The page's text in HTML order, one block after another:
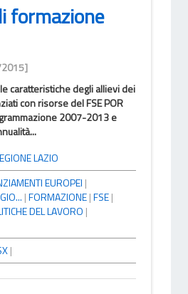
formazione
2015]
caratteristiche degli allievi dei
con risorse del FSE POR
2007-2013 e
LAZIO
EUROPEI |
|FORMAZIONE|FSE|
DEL LAVORO |
|